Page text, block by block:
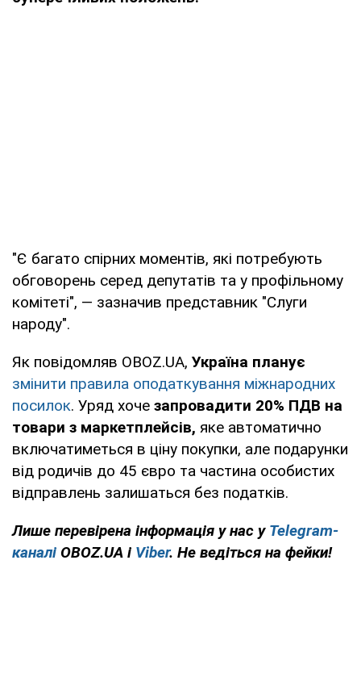
"Є багато спірних моментів, які потребують
обговорень серед депутатів та у профільному
комітеті", — зазначив представник "Слуги
народу".
Як повідомляв OBOZ.UA, Україна планує
змінити правила оподаткування міжнародних
посилок. Уряд хоче запровадити 20% ПДВ на
товари з маркетплейсів, яке автоматично
включатиметься в ціну покупки, але подарунки
від родичів до 45 євро та частина особистих
відправлень залишаться без податків.
Лише перевірена інформація у нас у Telegram-
каналі OBOZ.UA і Viber. Не ведіться на фейки!